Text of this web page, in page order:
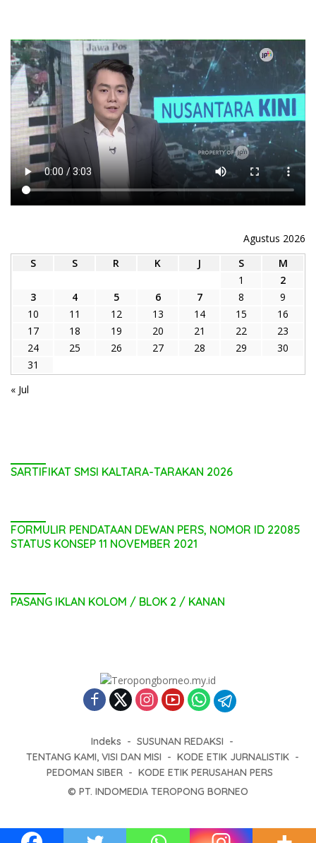
Agustus 2026
S
S R K J S
M
1
2
3
4 5 6 7 8
9
10
11 12 13 14 15
16
17
18 19 20 21 22
23
24
25 26 27 28 29
30
31
« Jul
SARTIFIKAT SMSI KALTARA-TARAKAN 2026
FORMULIR PENDATAAN DEWAN PERS, NOMOR ID 22085
STATUS KONSEP 11 NOVEMBER 2021
PASANG IKLAN KOLOM / BLOK 2 / KANAN
Indeks
SUSUNAN REDAKSI
TENTANG KAMI, VISI DAN MISI
KODE ETIK JURNALISTIK
PEDOMAN SIBER
KODE ETIK PERUSAHAN PERS
© PT. INDOMEDIA TEROPONG BORNEO